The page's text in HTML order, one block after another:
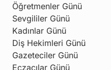
Öğretmenler Günü
Sevgililer Günü
Kadınlar Günü
Diş Hekimleri Günü
Gazeteciler Günü
Eczacılar Günü